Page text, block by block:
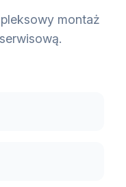
montaż